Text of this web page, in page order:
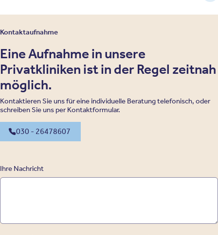
Kontaktaufnahme
Eine Aufnahme in unsere
Privatkliniken ist in der Regel zeitnah
möglich.
Kontaktieren Sie uns für eine individuelle Beratung telefonisch, oder
schreiben Sie uns per Kontaktformular.
030 - 26478607
Ihre Nachricht